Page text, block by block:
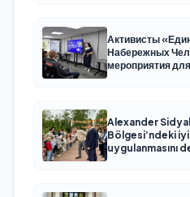
Активисты
Набережных
мероприятия
Alexander
Bölgesi’ndeki
uygulanmasını